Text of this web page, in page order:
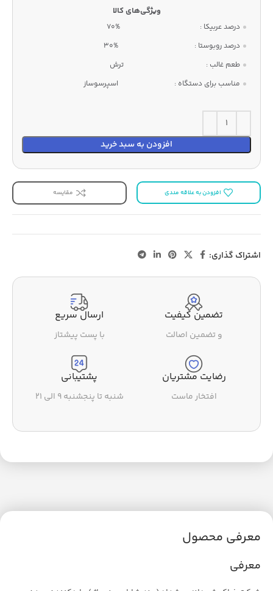
درصد عربیکا :
70%
درصد روبوستا :
30%
طعم غالب :
ترش
مناسب برای دستگاه :
اسپرسوساز
افزودن به سبد خرید
افزودن به علاقه مندی مقایسه
اشتراک گذاری:
تضمین کیفیت
و تضمین اصالت
ارسال سریع
با پست پیشتاز
رضایت مشتریان
افتخار ماست
پشتیبانی
شنبه تا پنجشنبه ۹ الی ۲۱
معرفی محصول
معرفی